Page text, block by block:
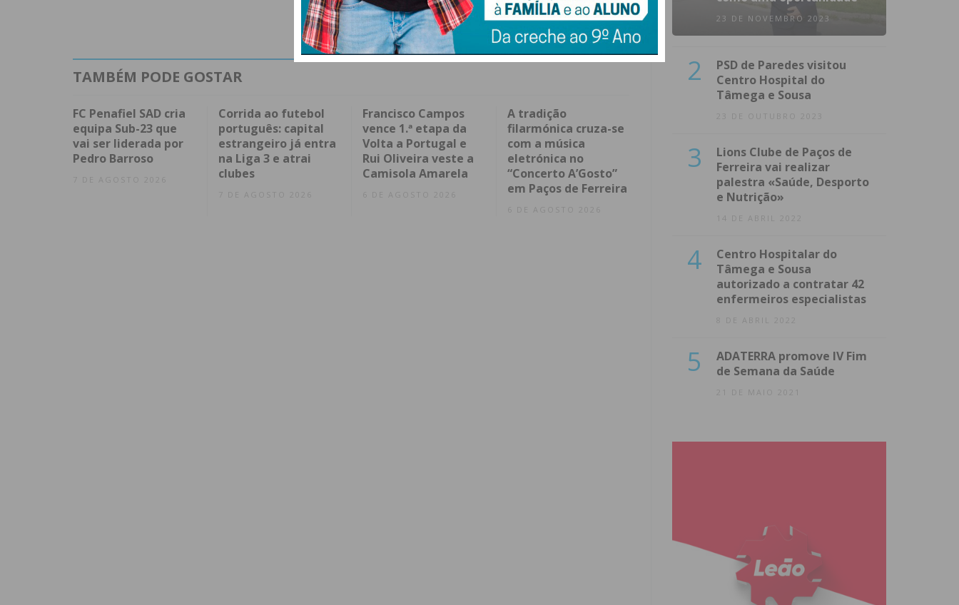
TAMBÉM PODE GOSTAR
FC Penafiel SAD cria
equipa Sub-23 que
vai ser liderada por
Pedro Barroso
7 DE AGOSTO 2026
Corrida ao futebol
português: capital
estrangeiro já entra
na Liga 3 e atrai
clubes
7 DE AGOSTO 2026
Francisco Campos
vence 1.ª etapa da
Volta a Portugal e
Rui Oliveira veste a
Camisola Amarela
6 DE AGOSTO 2026
A tradição
filarmónica cruza-se
com a música
eletrónica no
“Concerto A’Gosto”
em Paços de Ferreira
6 DE AGOSTO 2026
23 DE NOVEMBRO 2023
2
PSD de Paredes visitou
Centro Hospital do
Tâmega e Sousa
23 DE OUTUBRO 2023
3
Lions Clube de Paços de
Ferreira vai realizar
palestra «Saúde, Desporto
e Nutrição»
14 DE ABRIL 2022
4
Centro Hospitalar do
Tâmega e Sousa
autorizado a contratar 42
enfermeiros especialistas
8 DE ABRIL 2022
5
ADATERRA promove IV Fim
de Semana da Saúde
21 DE MAIO 2021